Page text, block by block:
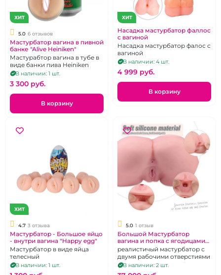
ХИТ
5.0 6 отзывов
Мастурбатор вагина в пивной
банке "Alive Heiniken"
Мастурабтор вагина в тубе в
виде банки пива Heiniken
В наличии: 1 шт.
3 300 pуб.
В корзину
ХИТ
Насадка мастурбатор фаллос
с вагиной
Насадка мастурбатор фалос с
вагиной
В наличии: 4 шт.
4 999 pуб.
В корзину
ХИТ
4.7 3 отзыва
Мастурбатор - Большое яйцо
- внутри вагина "Happy egg"
Мастурбатор в виде яйца
телесный
В наличии: 1 шт.
5.0 1 отзыв
Большой Мастурбатор
вагина и попка с ягодицами
"Sexy Body"
реалистичый мастурбатор с
двумя рабочими отверстиями
В наличии: 2 шт.